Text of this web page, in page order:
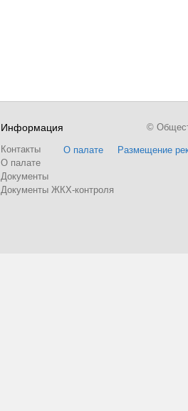
Информация
Контакты
О палате
Документы
Документы ЖКХ-контроля
О палате Размещение
©